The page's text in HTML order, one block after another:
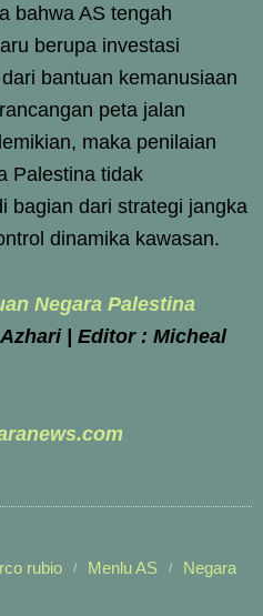
bahwa AS tengah
berupa investasi
bantuan kemanusiaan
peta jalan
maka penilaian
Palestina tidak
bagian dari strategi jangka
dinamika kawasan.
Negara Palestina
| Editor : Micheal
rubio Menlu AS
Negara